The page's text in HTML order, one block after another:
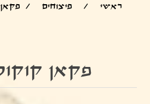
ראשי / פיצוחים /
פקאן